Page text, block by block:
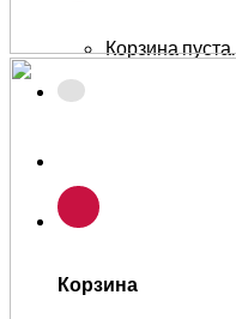
Корзина пуста.
Корзина